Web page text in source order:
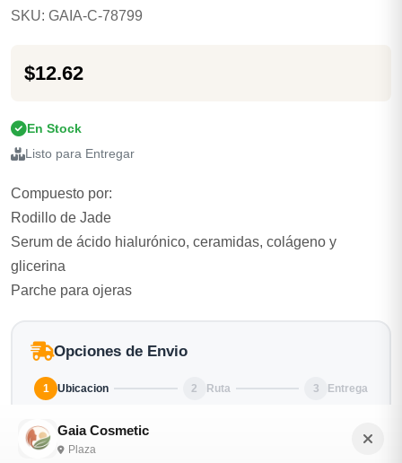
Gaia Cosmetic
Plaza
SKU: GAIA-C-78799
$12.62
En Stock
Listo para Entregar
Compuesto por:
Rodillo de Jade
Serum de ácido hialurónico, ceramidas, colágeno y
glicerina
Parche para ojeras
Opciones de Envio
1 Ubicacion 2 Ruta 3 Entrega
Selecciona tu ubicacion
PROVINCIA